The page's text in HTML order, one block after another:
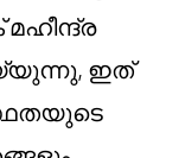
ഇത്